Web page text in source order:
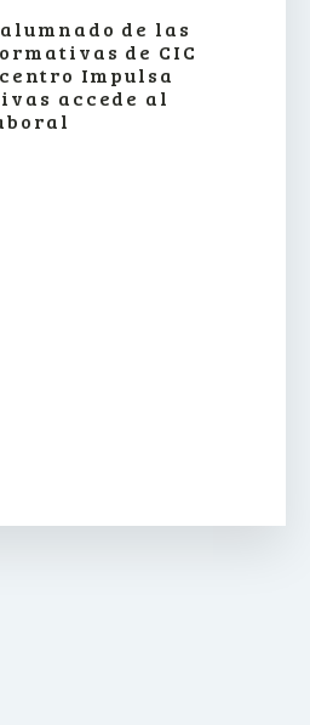
de las
de CIC
Impulsa
accede al